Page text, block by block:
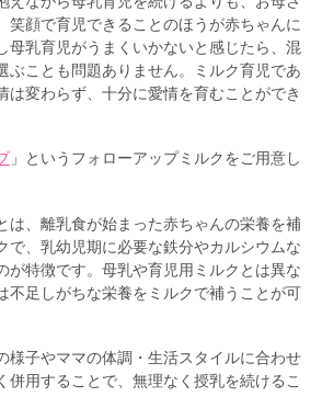
笑顔で育児できることのほうが赤ちゃんに
母乳育児がうまくいかないと感じたら、混
ぶことも問題ありません。ミルク育児であ
は変わらず、十分に愛情を育むことができ
」というフォローアップミルクをご用意し
は、離乳食が始まった赤ちゃんの栄養を補
で、乳幼児期に必要な鉄分やカルシウムな
が特徴です。母乳や育児用ミルクとは異な
不足しがちな栄養をミルクで補うことが可
様子やママの体調・生活スタイルに合わせ
併用することで、無理なく授乳を続けるこ